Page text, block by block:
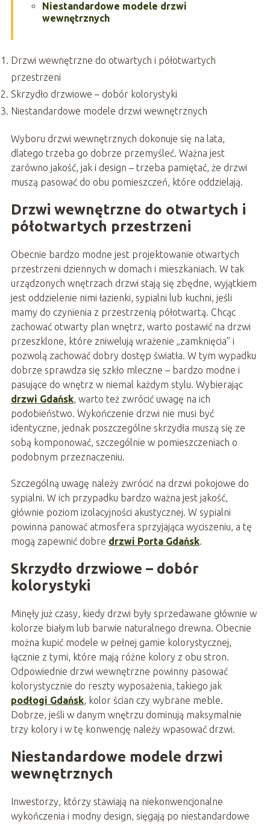
Niestandardowe modele drzwi
wewnętrznych
Drzwi wewnętrzne do otwartych i półotwartych
przestrzeni
Skrzydło drzwiowe – dobór kolorystyki
Niestandardowe modele drzwi wewnętrznych
Wyboru drzwi wewnętrznych dokonuje się na lata,
dlatego trzeba go dobrze przemyśleć. Ważna jest
zarówno jakość, jak i design – trzeba pamiętać, że drzwi
muszą pasować do obu pomieszczeń, które oddzielają.
Drzwi wewnętrzne do otwartych i
półotwartych przestrzeni
Obecnie bardzo modne jest projektowanie otwartych
przestrzeni dziennych w domach i mieszkaniach. W tak
urządzonych wnętrzach drzwi stają się zbędne, wyjątkiem
jest oddzielenie nimi łazienki, sypialni lub kuchni, jeśli
mamy do czynienia z przestrzenią półotwartą. Chcąc
zachować otwarty plan wnętrz, warto postawić na drzwi
przeszklone, które zniwelują wrażenie „zamknięcia” i
pozwolą zachować dobry dostęp światła. W tym wypadku
dobrze sprawdza się szkło mleczne – bardzo modne i
pasujące do wnętrz w niemal każdym stylu. Wybierając
drzwi Gdańsk, warto też zwrócić uwagę na ich
podobieństwo. Wykończenie drzwi nie musi być
identyczne, jednak poszczególne skrzydła muszą się ze
sobą komponować, szczególnie w pomieszczeniach o
podobnym przeznaczeniu.
Szczególną uwagę należy zwrócić na drzwi pokojowe do
sypialni. W ich przypadku bardzo ważna jest jakość,
głównie poziom izolacyjności akustycznej. W sypialni
powinna panować atmosfera sprzyjająca wyciszeniu, a tę
mogą zapewnić dobre drzwi Porta Gdańsk.
Skrzydło drzwiowe – dobór
kolorystyki
Minęły już czasy, kiedy drzwi były sprzedawane głównie w
kolorze białym lub barwie naturalnego drewna. Obecnie
można kupić modele w pełnej gamie kolorystycznej,
łącznie z tymi, które mają różne kolory z obu stron.
Odpowiednie drzwi wewnętrzne powinny pasować
kolorystycznie do reszty wyposażenia, takiego jak
podłogi Gdańsk, kolor ścian czy wybrane meble.
Dobrze, jeśli w danym wnętrzu dominują maksymalnie
trzy kolory i w tę konwencję należy wpasować drzwi.
Niestandardowe modele drzwi
wewnętrznych
Inwestorzy, którzy stawiają na niekonwencjonalne
wykończenia i modny design, sięgają po niestandardowe